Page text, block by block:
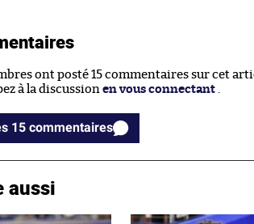
ont posté 15 commentaires sur cet
à la discussion en vous connectant
Voir les 15 commentaires
aussi